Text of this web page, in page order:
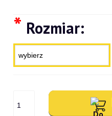
* Rozmiar: